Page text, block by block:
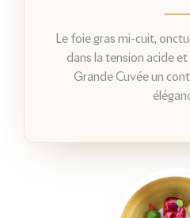
Le foie gras mi-cuit,
dans la tension acide
Grande Cuvée un